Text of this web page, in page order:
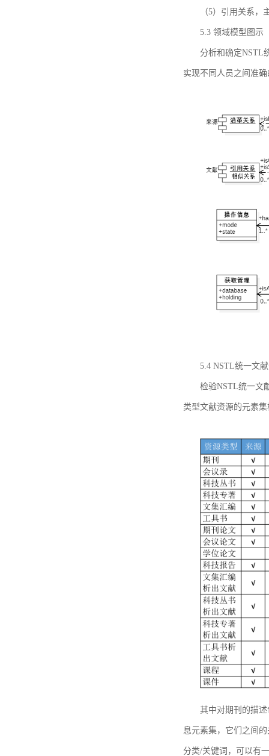
（5）引用关系，
5.3 领域模型图示
分析和确定NSTL
实现不同人员之间准
5.4 NSTL统一文
检验NSTL统一文
类型文献资源的元素
其中对期刊的描
息元素集，它们之间
分类/关键词，可以有